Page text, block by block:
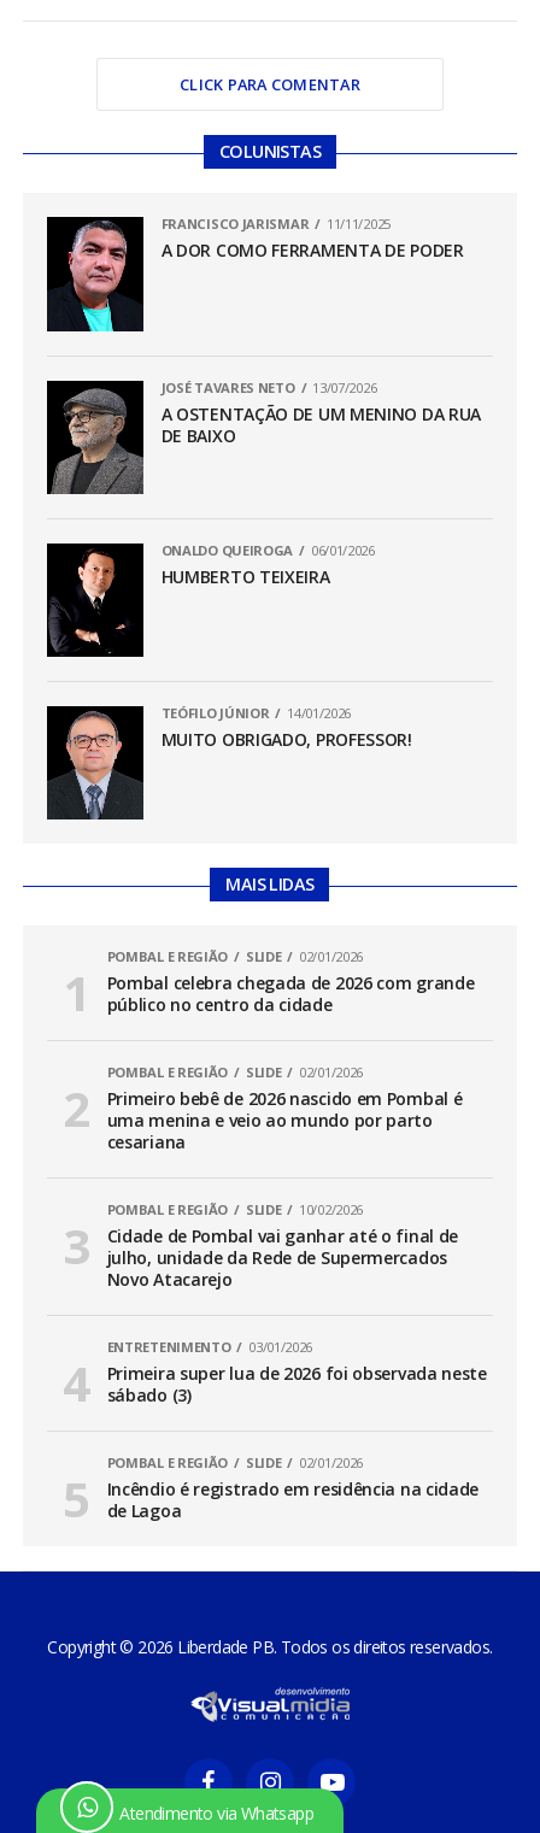
CLICK PARA COMENTAR
COLUNISTAS
FRANCISCO JARISMAR 11/11/2025
A DOR COMO FERRAMENTA DE PODER
JOSÉ TAVARES NETO 13/07/2026
A OSTENTAÇÃO DE UM MENINO DA RUA
DE BAIXO
ONALDO QUEIROGA 06/01/2026
HUMBERTO TEIXEIRA
TEÓFILO JÚNIOR 14/01/2026
MUITO OBRIGADO, PROFESSOR!
MAIS LIDAS
POMBAL E REGIÃO SLIDE 02/01/2026
Pombal celebra chegada de 2026 com grande
público no centro da cidade
POMBAL E REGIÃO SLIDE 02/01/2026
Primeiro bebê de 2026 nascido em Pombal é
uma menina e veio ao mundo por parto
cesariana
POMBAL E REGIÃO SLIDE 10/02/2026
Cidade de Pombal vai ganhar até o final de
julho, unidade da Rede de Supermercados
Novo Atacarejo
ENTRETENIMENTO 03/01/2026
Primeira super lua de 2026 foi observada neste
sábado (3)
POMBAL E REGIÃO SLIDE 02/01/2026
Incêndio é registrado em residência na cidade
de Lagoa
Atendimento via Whatsapp
Copyright © 2026 Liberdade PB. Todos os direitos reservados.